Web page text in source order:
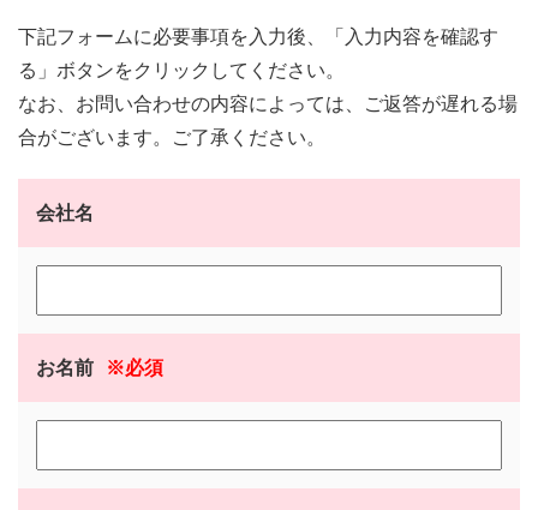
下記フォームに必要事項を入力後、「入力内容を確認す
る」ボタンをクリックしてください。
なお、お問い合わせの内容によっては、ご返答が遅れる場
合がございます。ご了承ください。
会社名
お名前 ※必須